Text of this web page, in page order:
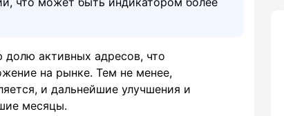
долю активных адресов, что
на рынке. Тем не менее,
и дальнейшие улучшения и
месяцы.